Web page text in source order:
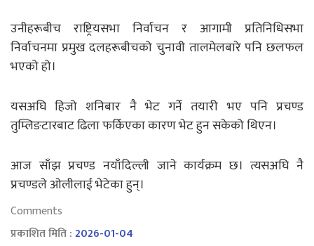
उनीहरूबीच राष्ट्रियसभा निर्वाचन र आगामी प्रतिनिधिसभा
निर्वाचनमा प्रमुख दलहरूबीचको चुनावी तालमेलबारे पनि छलफल
भएको हो।
यसअघि हिजो शनिबार नै भेट गर्ने तयारी भए पनि प्रचण्ड
तुम्लिङटारबाट ढिला फर्किएका कारण भेट हुन सकेको थिएन।
आज साँझ प्रचण्ड नयाँदिल्ली जाने कार्यक्रम छ। त्यसअघि नै
प्रचण्डले ओलीलाई भेटेका हुन्।
Comments
प्रकाशित मिति :2026-01-04